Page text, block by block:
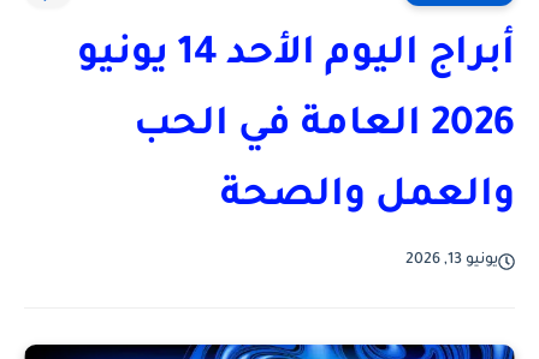
أبراج اليوم الأحد 14 يونيو
2026 العامة في الحب
والعمل والصحة
يونيو 13, 2026